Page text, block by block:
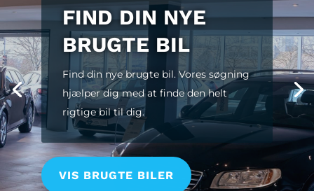
FIND DIN NYE
BRUGTE BIL
Find din nye brugte bil. Vores søgning
hjælper dig med at finde den helt
rigtige bil til dig.
VIS BRUGTE BILER